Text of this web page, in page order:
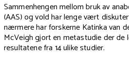
Sammenhengen mellom bruk av
(AAS) og vold har lenge vært
nærmere har forskerne Katinka van
McVeigh gjort en metastudie der de
resultatene fra 14 ulike studier.